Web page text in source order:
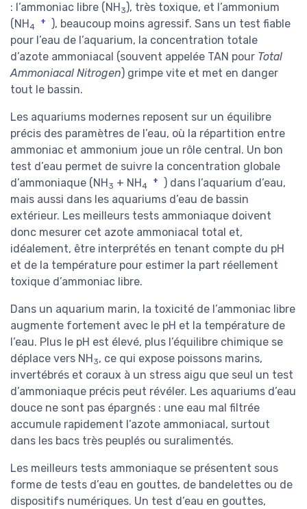
: l’ammoniac libre (NH 3 ), très toxique, et l’ammonium
(NH 4
+
), beaucoup moins agressif. Sans un test fiable
pour l’eau de l’aquarium, la concentration totale
d’azote ammoniacal (souvent appelée TAN pour Total
Ammoniacal Nitrogen) grimpe vite et met en danger
tout le bassin.
Les aquariums modernes reposent sur un équilibre
précis des paramètres de l’eau, où la répartition entre
ammoniac et ammonium joue un rôle central. Un bon
test d’eau permet de suivre la concentration globale
d’ammoniaque (NH 3 + NH 4
+
) dans l’aquarium d’eau,
mais aussi dans les aquariums d’eau de bassin
extérieur. Les meilleurs tests ammoniaque doivent
donc mesurer cet azote ammoniacal total et,
idéalement, être interprétés en tenant compte du pH
et de la température pour estimer la part réellement
toxique d’ammoniac libre.
Dans un aquarium marin, la toxicité de l’ammoniac libre
augmente fortement avec le pH et la température de
l’eau. Plus le pH est élevé, plus l’équilibre chimique se
déplace vers NH 3, ce qui expose poissons marins,
invertébrés et coraux à un stress aigu que seul un test
d’ammoniaque précis peut révéler. Les aquariums d’eau
douce ne sont pas épargnés : une eau mal filtrée
accumule rapidement l’azote ammoniacal, surtout
dans les bacs très peuplés ou suralimentés.
Les meilleurs tests ammoniaque se présentent sous
forme de tests d’eau en gouttes, de bandelettes ou de
dispositifs numériques. Un test d’eau en gouttes,